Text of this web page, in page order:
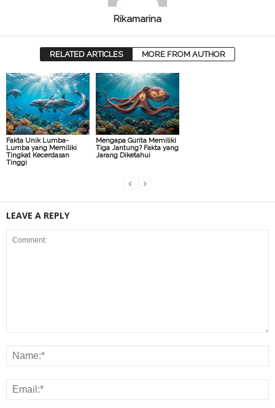
Rikamarina
RELATED ARTICLES MORE FROM AUTHOR
Fakta Unik Lumba-
Lumba yang Memiliki
Tingkat Kecerdasan
Tinggi
Mengapa Gurita Memiliki
Tiga Jantung? Fakta yang
Jarang Diketahui
LEAVE A REPLY